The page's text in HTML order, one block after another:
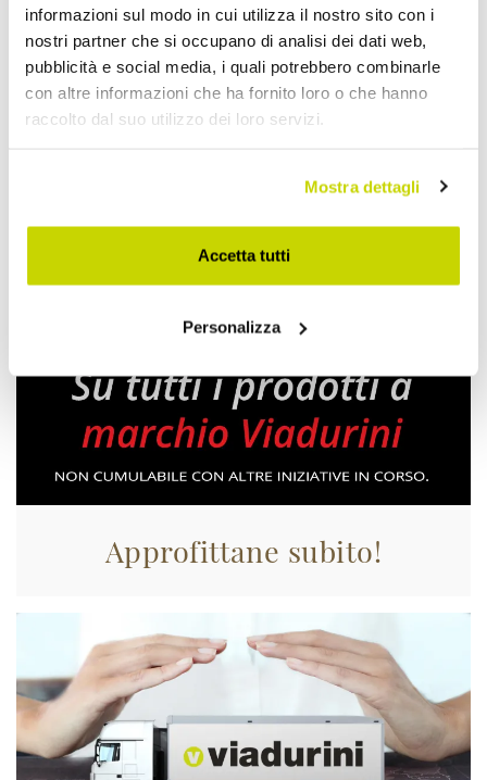
informazioni sul modo in cui utilizza il nostro sito con i
nostri partner che si occupano di analisi dei dati web,
pubblicità e social media, i quali potrebbero combinarle
con altre informazioni che ha fornito loro o che hanno
raccolto dal suo utilizzo dei loro servizi.
Mostra dettagli
Accetta tutti
Personalizza
Lampioni e Faretti
Approfittane subito!